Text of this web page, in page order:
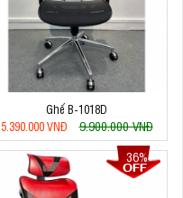
Ghế B-1018D
5.390.000 VNĐ
9.900.000 VNĐ
36%